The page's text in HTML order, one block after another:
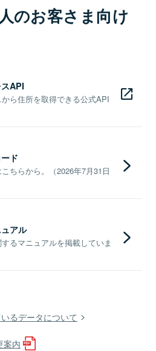
のお客さま向け
API
ら住所を取得できる公式API
ド
ちらから。（2026年7月31日
アル
るマニュアルを掲載していま
るデータについて
案内